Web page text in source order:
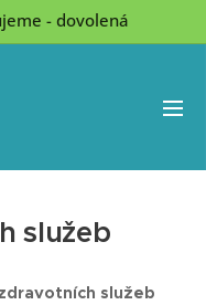
- dovolená
služeb
služeb